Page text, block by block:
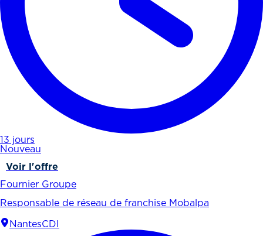
13 jours
Nouveau
Voir l'offre
Fournier Groupe
Responsable de réseau de franchise Mobalpa
NantesCDI